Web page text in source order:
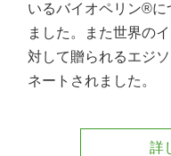
いるバイオペリン®
ました。また世界の
対して贈られるエジ
ネートされました。
詳